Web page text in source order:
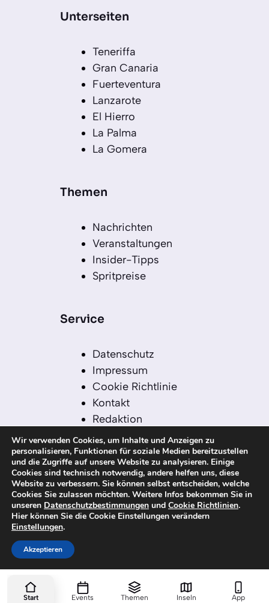
Unterseiten
Teneriffa
Gran Canaria
Fuerteventura
Lanzarote
El Hierro
La Palma
La Gomera
Themen
Nachrichten
Veranstaltungen
Insider-Tipps
Spritpreise
Service
Datenschutz
Impressum
Cookie Richtlinie
Kontakt
Redaktion
Redaktionelle Leitlinien
Sitemap
Einsatz von KI in der
Redaktion
© 2026 kanaren-nachrichten.com – Alle
Rechte vorbehalten
Wir verwenden Cookies, um Inhalte und Anzeigen zu
personalisieren, Funktionen für soziale Medien bereitzustellen
und die Zugriffe auf unsere Website zu analysieren. Einige
Cookies sind technisch notwendig, andere helfen uns, diese
Website zu verbessern. Sie können selbst entscheiden, welche
Cookies Sie zulassen möchten. Weitere Infos bekommen Sie in
unseren Datenschutzbestimmungen und Cookie Richtlinien.
Hier können Sie die Cookie Einstellungen verändern
Einstellungen.
Akzeptieren
Start Events Themen Inseln App